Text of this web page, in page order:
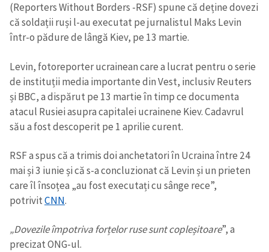
Trimite o informație
Despre ZdG
на русском
(Reporters Without Borders -RSF) spune că deține dovezi
că soldații ruși l-au executat pe jurnalistul Maks Levin
într-o pădure de lângă Kiev, pe 13 martie.
Levin, fotoreporter ucrainean care a lucrat pentru o serie
de instituții media importante din Vest, inclusiv Reuters
și BBC, a dispărut pe 13 martie în timp ce documenta
atacul Rusiei asupra capitalei ucrainene Kiev. Cadavrul
său a fost descoperit pe 1 aprilie curent.
RSF a spus că a trimis doi anchetatori în Ucraina între 24
mai și 3 iunie și că s-a concluzionat că Levin și un prieten
care îl însoțea „au fost executați cu sânge rece”,
potrivitCNN.
„Dovezile împotriva forțelor ruse sunt copleșitoare”, a
precizat ONG-ul.